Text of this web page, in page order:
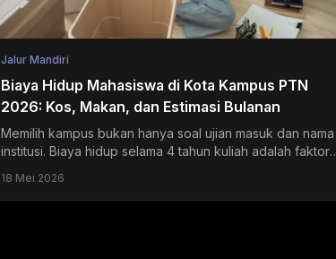
Jalur Mandiri
Biaya Hidup Mahasiswa di Kota Kampus PTN
2026: Kos, Makan, dan Estimasi Bulanan
Memilih kampus bukan hanya soal ujian masuk dan nama
institusi. Biaya hidup selama 4 tahun kuliah adalah faktor
18 Mei 2026